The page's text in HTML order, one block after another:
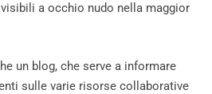
a occhio nudo nella maggior
un blog, che serve a informare
sulle varie risorse collaborative